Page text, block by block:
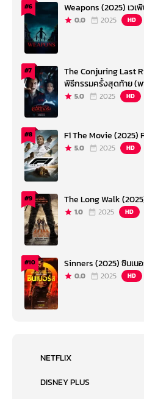
#6 Weapons (2025) เวเ
0.0 2025 HD
#7
The Conjuring Last
พิธีกรรมครั้งสุดท้าย (พ
5.0 2025 HD
#8 F1 The Movie (2025)
5.0 2025 HD
#9 The Long Walk
1.0 2025 HD
#10 Sinners (2025) ซินเน
0.0 2025 HD
NETFLIX
DISNEY PLUS